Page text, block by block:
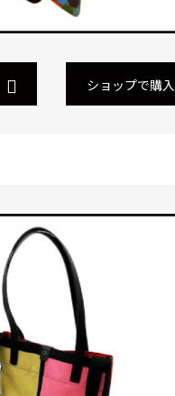
ショップで購入